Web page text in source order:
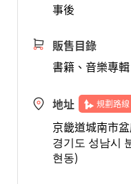
事後
販售目錄
書籍、音樂專輯
地址 規劃路線
京畿道城南市
경기도 성남시
현동)